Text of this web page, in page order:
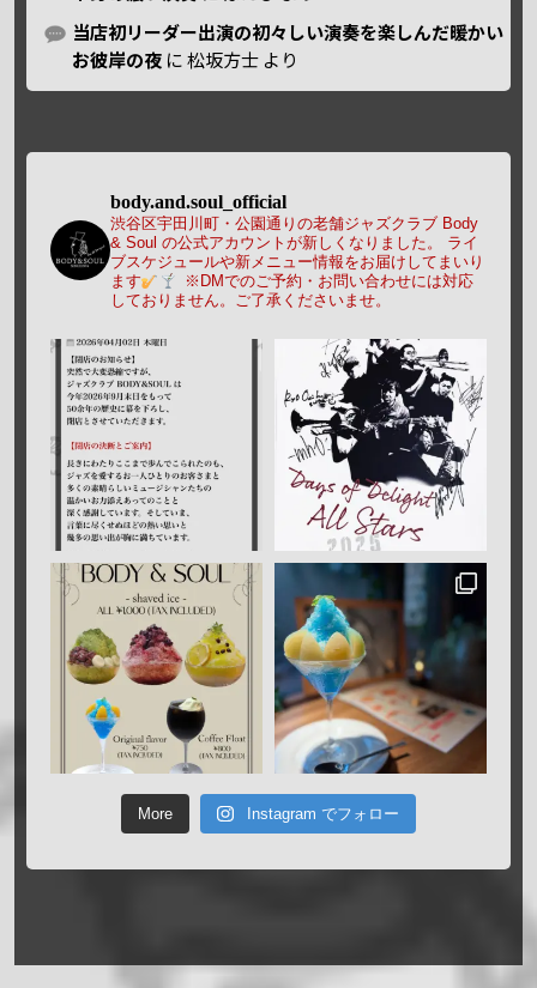
当店初リーダー出演の初々しい演奏を楽しんだ暖かい
お彼岸の夜 に松坂方士 より
body.and.soul_official
渋谷区宇田川町・公園通りの老舗ジャズクラブ Body
& Soul の公式アカウントが新しくなりました。
ライ
ブスケジュールや新メニュー情報をお届けしてまいり
ます
※DMでのご予約・お問い合わせには対応
しておりません。ご了承くださいませ。
More Instagram でフォロー